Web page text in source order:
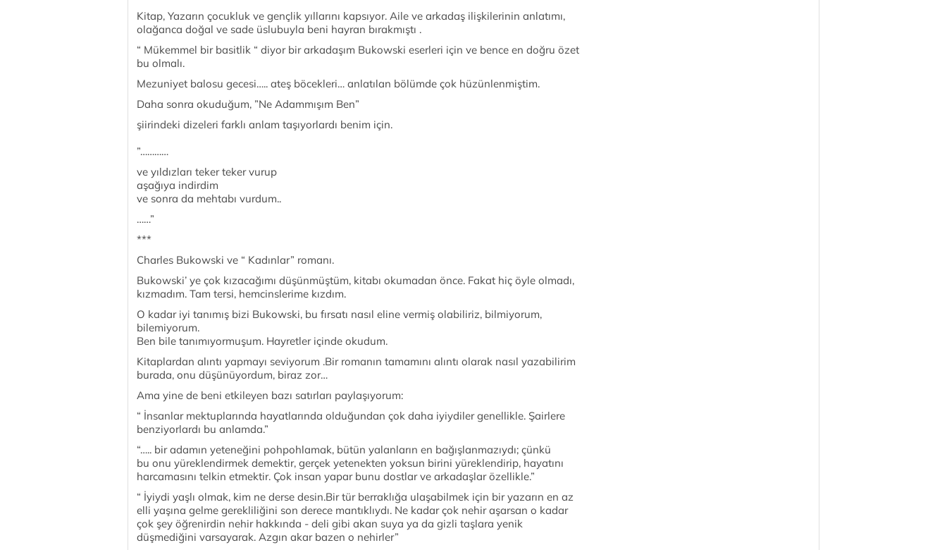
Kitap, Yazarın çocukluk ve gençlik yıllarını kapsıyor. Aile ve arkadaş ilişkilerinin anlatımı,
olağanca doğal ve sade üslubuyla beni hayran bırakmıştı .
“ Mükemmel bir basitlik “ diyor bir arkadaşım Bukowski eserleri için ve bence en doğru özet
bu olmalı.
Mezuniyet balosu gecesi….. ateş böcekleri… anlatılan bölümde çok hüzünlenmiştim.
Daha sonra okuduğum, ”Ne Adammışım Ben”
şiirindeki dizeleri farklı anlam taşıyorlardı benim için.
”…………
ve yıldızları teker teker vurup
aşağıya indirdim
ve sonra da mehtabı vurdum..
……”
***
Charles Bukowski ve “ Kadınlar” romanı.
Bukowski’ ye çok kızacağımı düşünmüştüm, kitabı okumadan önce. Fakat hiç öyle olmadı,
kızmadım. Tam tersi, hemcinslerime kızdım.
O kadar iyi tanımış bizi Bukowski, bu fırsatı nasıl eline vermiş olabiliriz, bilmiyorum,
bilemiyorum.
Ben bile tanımıyormuşum. Hayretler içinde okudum.
Kitaplardan alıntı yapmayı seviyorum .Bir romanın tamamını alıntı olarak nasıl yazabilirim
burada, onu düşünüyordum, biraz zor…
Ama yine de beni etkileyen bazı satırları paylaşıyorum:
“ İnsanlar mektuplarında hayatlarında olduğundan çok daha iyiydiler genellikle. Şairlere
benziyorlardı bu anlamda.”
“….. bir adamın yeteneğini pohpohlamak, bütün yalanların en bağışlanmazıydı; çünkü
bu onu yüreklendirmek demektir, gerçek yetenekten yoksun birini yüreklendirip, hayatını
harcamasını telkin etmektir. Çok insan yapar bunu dostlar ve arkadaşlar özellikle.”
“ İyiydi yaşlı olmak, kim ne derse desin.Bir tür berraklığa ulaşabilmek için bir yazarın en az
elli yaşına gelme gerekliliğini son derece mantıklıydı. Ne kadar çok nehir aşarsan o kadar
çok şey öğrenirdin nehir hakkında - deli gibi akan suya ya da gizli taşlara yenik
düşmediğini varsayarak. Azgın akar bazen o nehirler”